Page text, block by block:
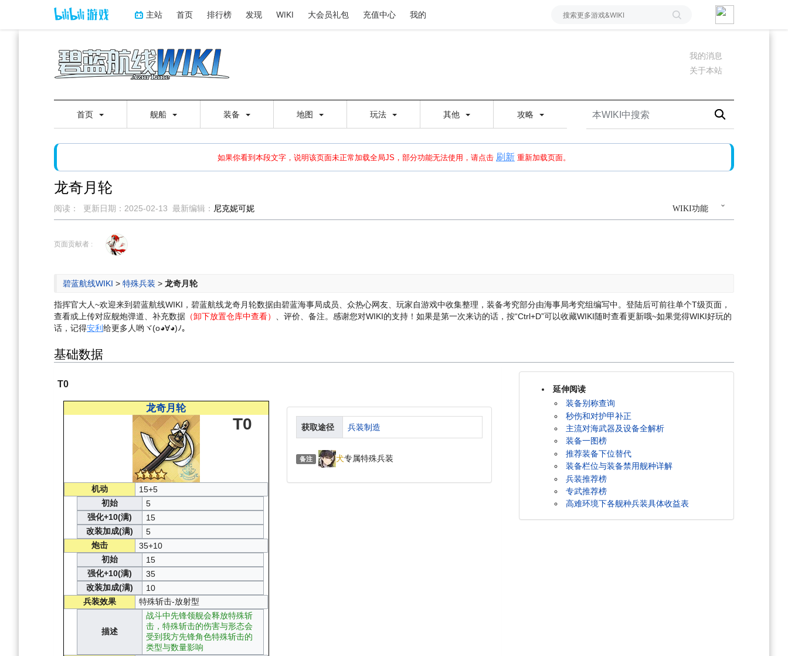
主站 首页 排行榜 发现 WIKI 大会员礼包 充值中心 我的
我的消息
关于本站
首页 舰船 装备 地图 玩法 其他 攻略
如果你看到本段文字，说明该页面未正常加载全局JS，部分功能无法使用，请点击 刷新 重新加载页面。
如果打开页面显示缩略图创建出错，请点击刷新或页面右上WIKI功能中的刷新按钮清除页面缓存并刷新，如果还有问题，请多尝试几次。
龙奇月轮
WIKI功能
阅读： 更新日期： 2025-02-13 最新编辑： 尼克妮可妮
到
到
页面贡献者 :
碧蓝航线WIKI > 特殊兵装 > 龙奇月轮
指挥官大人~欢迎来到碧蓝航线WIKI，碧蓝航线龙奇月轮数据由碧蓝海事局成员、众热心网友、玩家自游戏中收集整理，装备考究部分由海事局考究组编写中。登陆后可前往单个T级页面，
查看或上传对应舰炮弹道、补充数据 （卸下放置仓库中查看） 、评价、备注。感谢您对WIKI的支持！ 如果是第一次来访的话，按“Ctrl+D”可以收藏WIKI随时查看更新哦~如果觉得WIKI好玩的
话，记得安利 给更多人哟ヾ(o◕∀◕)ﾉ。
基础数据
T0
龙奇月轮
T0
机动
15+5
初始
5
强化+10(满)
15
改装加成(满)
5
炮击
35+10
初始
15
强化+10(满)
35
改装加成(满)
10
兵装效果
特殊斩击-放射型
描述
战斗中先锋领舰会释放特殊斩
击，特殊斩击的伤害与形态会
受到我方先锋角色特殊斩击的
类型与数量影响
获取途径 兵装制造
备注 犬专属特殊兵装
延伸阅读
装备别称查询
秒伤和对护甲补正
主流对海武器及设备全解析
装备一图榜
推荐装备下位替代
装备栏位与装备禁用舰种详解
兵装推荐榜
专武推荐榜
高难环境下各舰种兵装具体收益表